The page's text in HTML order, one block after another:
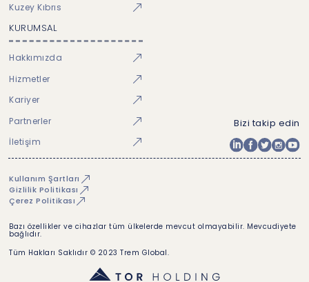
Kuzey Kıbrıs
KURUMSAL
Hakkımızda
Hizmetler
Kariyer
Partnerler
İletişim
Bizi takip edin
Kullanım Şartları
Gizlilik Politikası
Çerez Politikası
Bazı özellikler ve cihazlar tüm ülkelerde mevcut olmayabilir. Mevcudiyete
bağlıdır.
Tüm Hakları Saklıdır © 2023 Trem Global.